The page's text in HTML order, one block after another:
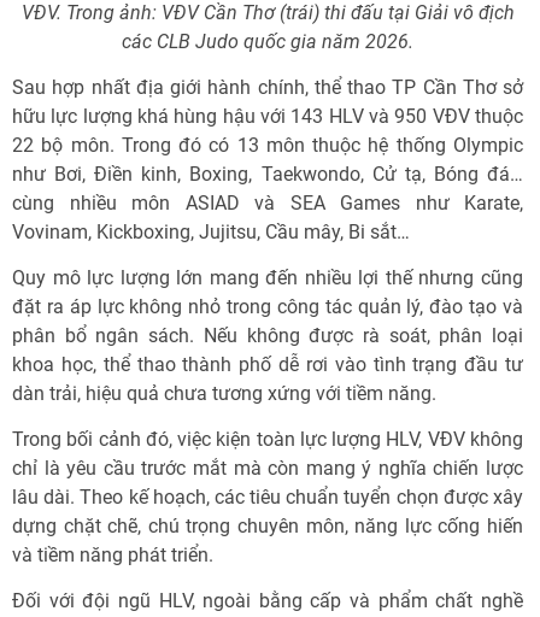
VĐV. Trong ảnh: VĐV Cần Thơ (trái) thi đấu tại Giải vô địch
các CLB Judo quốc gia năm 2026.
Sau hợp nhất địa giới hành chính, thể thao TP Cần Thơ sở
hữu lực lượng khá hùng hậu với 143 HLV và 950 VĐV thuộc
22 bộ môn. Trong đó có 13 môn thuộc hệ thống Olympic
như Bơi, Điền kinh, Boxing, Taekwondo, Cử tạ, Bóng đá…
cùng nhiều môn ASIAD và SEA Games như Karate,
Vovinam, Kickboxing, Jujitsu, Cầu mây, Bi sắt…
Quy mô lực lượng lớn mang đến nhiều lợi thế nhưng cũng
đặt ra áp lực không nhỏ trong công tác quản lý, đào tạo và
phân bổ ngân sách. Nếu không được rà soát, phân loại
khoa học, thể thao thành phố dễ rơi vào tình trạng đầu tư
dàn trải, hiệu quả chưa tương xứng với tiềm năng.
Trong bối cảnh đó, việc kiện toàn lực lượng HLV, VĐV không
chỉ là yêu cầu trước mắt mà còn mang ý nghĩa chiến lược
lâu dài. Theo kế hoạch, các tiêu chuẩn tuyển chọn được xây
dựng chặt chẽ, chú trọng chuyên môn, năng lực cống hiến
và tiềm năng phát triển.
Đối với đội ngũ HLV, ngoài bằng cấp và phẩm chất nghề